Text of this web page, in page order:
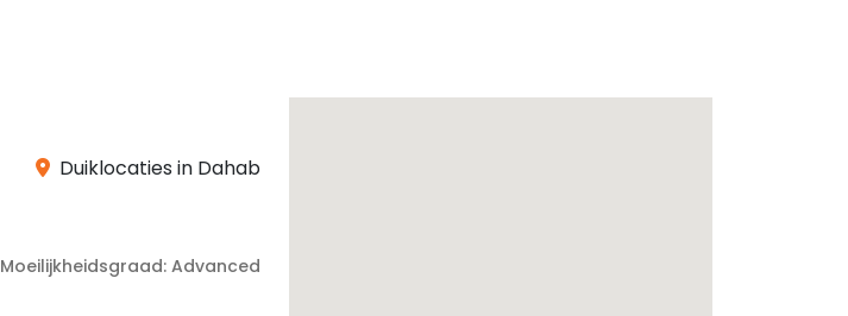
Duiklocaties in Dahab
Moeilijkheidsgraad: Advanced